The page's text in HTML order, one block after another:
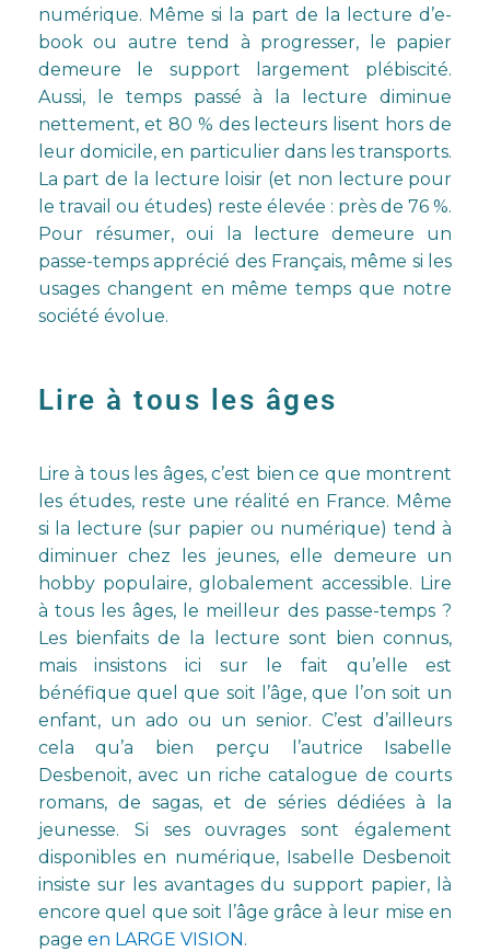
numérique. Même si la part de la lecture d’e-
book ou autre tend à progresser, le papier
demeure le support largement plébiscité.
Aussi, le temps passé à la lecture diminue
nettement, et 80 % des lecteurs lisent hors de
leur domicile, en particulier dans les transports.
La part de la lecture loisir (et non lecture pour
le travail ou études) reste élevée : près de 76 %.
Pour résumer, oui la lecture demeure un
passe-temps apprécié des Français, même si les
usages changent en même temps que notre
société évolue.
Lire à tous les âges
Lire à tous les âges, c’est bien ce que montrent
les études, reste une réalité en France. Même
si la lecture (sur papier ou numérique) tend à
diminuer chez les jeunes, elle demeure un
hobby populaire, globalement accessible. Lire
à tous les âges, le meilleur des passe-temps ?
Les bienfaits de la lecture sont bien connus,
mais insistons ici sur le fait qu’elle est
bénéfique quel que soit l’âge, que l’on soit un
enfant, un ado ou un senior. C’est d’ailleurs
cela qu’a bien perçu l’autrice Isabelle
Desbenoit, avec un riche catalogue de courts
romans, de sagas, et de séries dédiées à la
jeunesse. Si ses ouvrages sont également
disponibles en numérique, Isabelle Desbenoit
insiste sur les avantages du support papier, là
encore quel que soit l’âge grâce à leur mise en
page en LARGE VISION .